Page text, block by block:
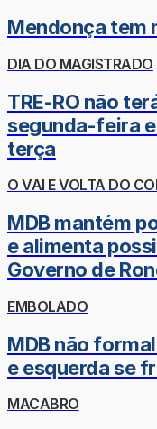
Mendonça tem
DIA DO MAGISTRADO
TRE-RO não
segunda-feira
terça
O VAI E VOLTA DO
MDB mantém
e alimenta
Governo de
EMBOLADO
MDB não
e esquerda se
MACABRO